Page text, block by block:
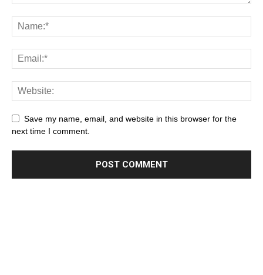
Save my name, email, and website in this browser for the
next time I comment.